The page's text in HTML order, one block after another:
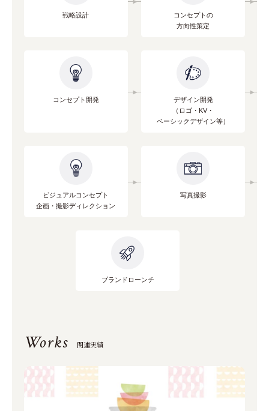
戦略設計
コンセプトの
方向性策定
コンセプト開発
デザイン開発
（ロゴ・KV・
ベーシックデザイン等）
ビジュアルコンセプト
企画・撮影ディレクション
写真撮影
ブランドローンチ
Works 関連実績